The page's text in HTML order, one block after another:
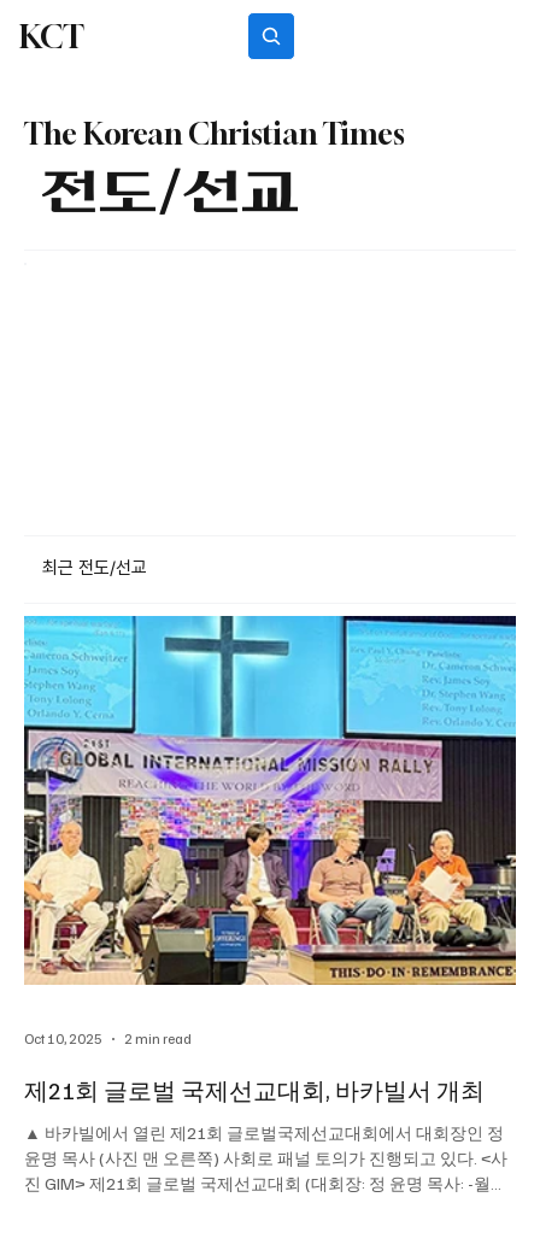
KCT
전도/선교
The Korean Christian Times
최근 전도/선교
제21회 글로벌 국제선교대회, 바카빌서 개최
▲ 바카빌에서 열린 제21회 글로벌국제선교대회에서 대회장인 정
윤명 목사 (사진 맨 오른쪽) 사회로 패널 토의가 진행되고 있다. <사
진 GIM> 제21회 글로벌 국제선교대회 (대회장: 정 윤명 목사: -월넛
Oct 10, 2025 2 min read